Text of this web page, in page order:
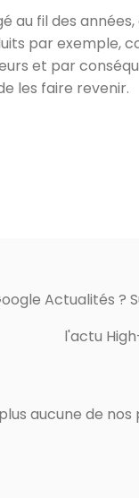
au fil des
par exemple,
et par
les faire revenir.
Actualités ?
l'actu
aucune de nos